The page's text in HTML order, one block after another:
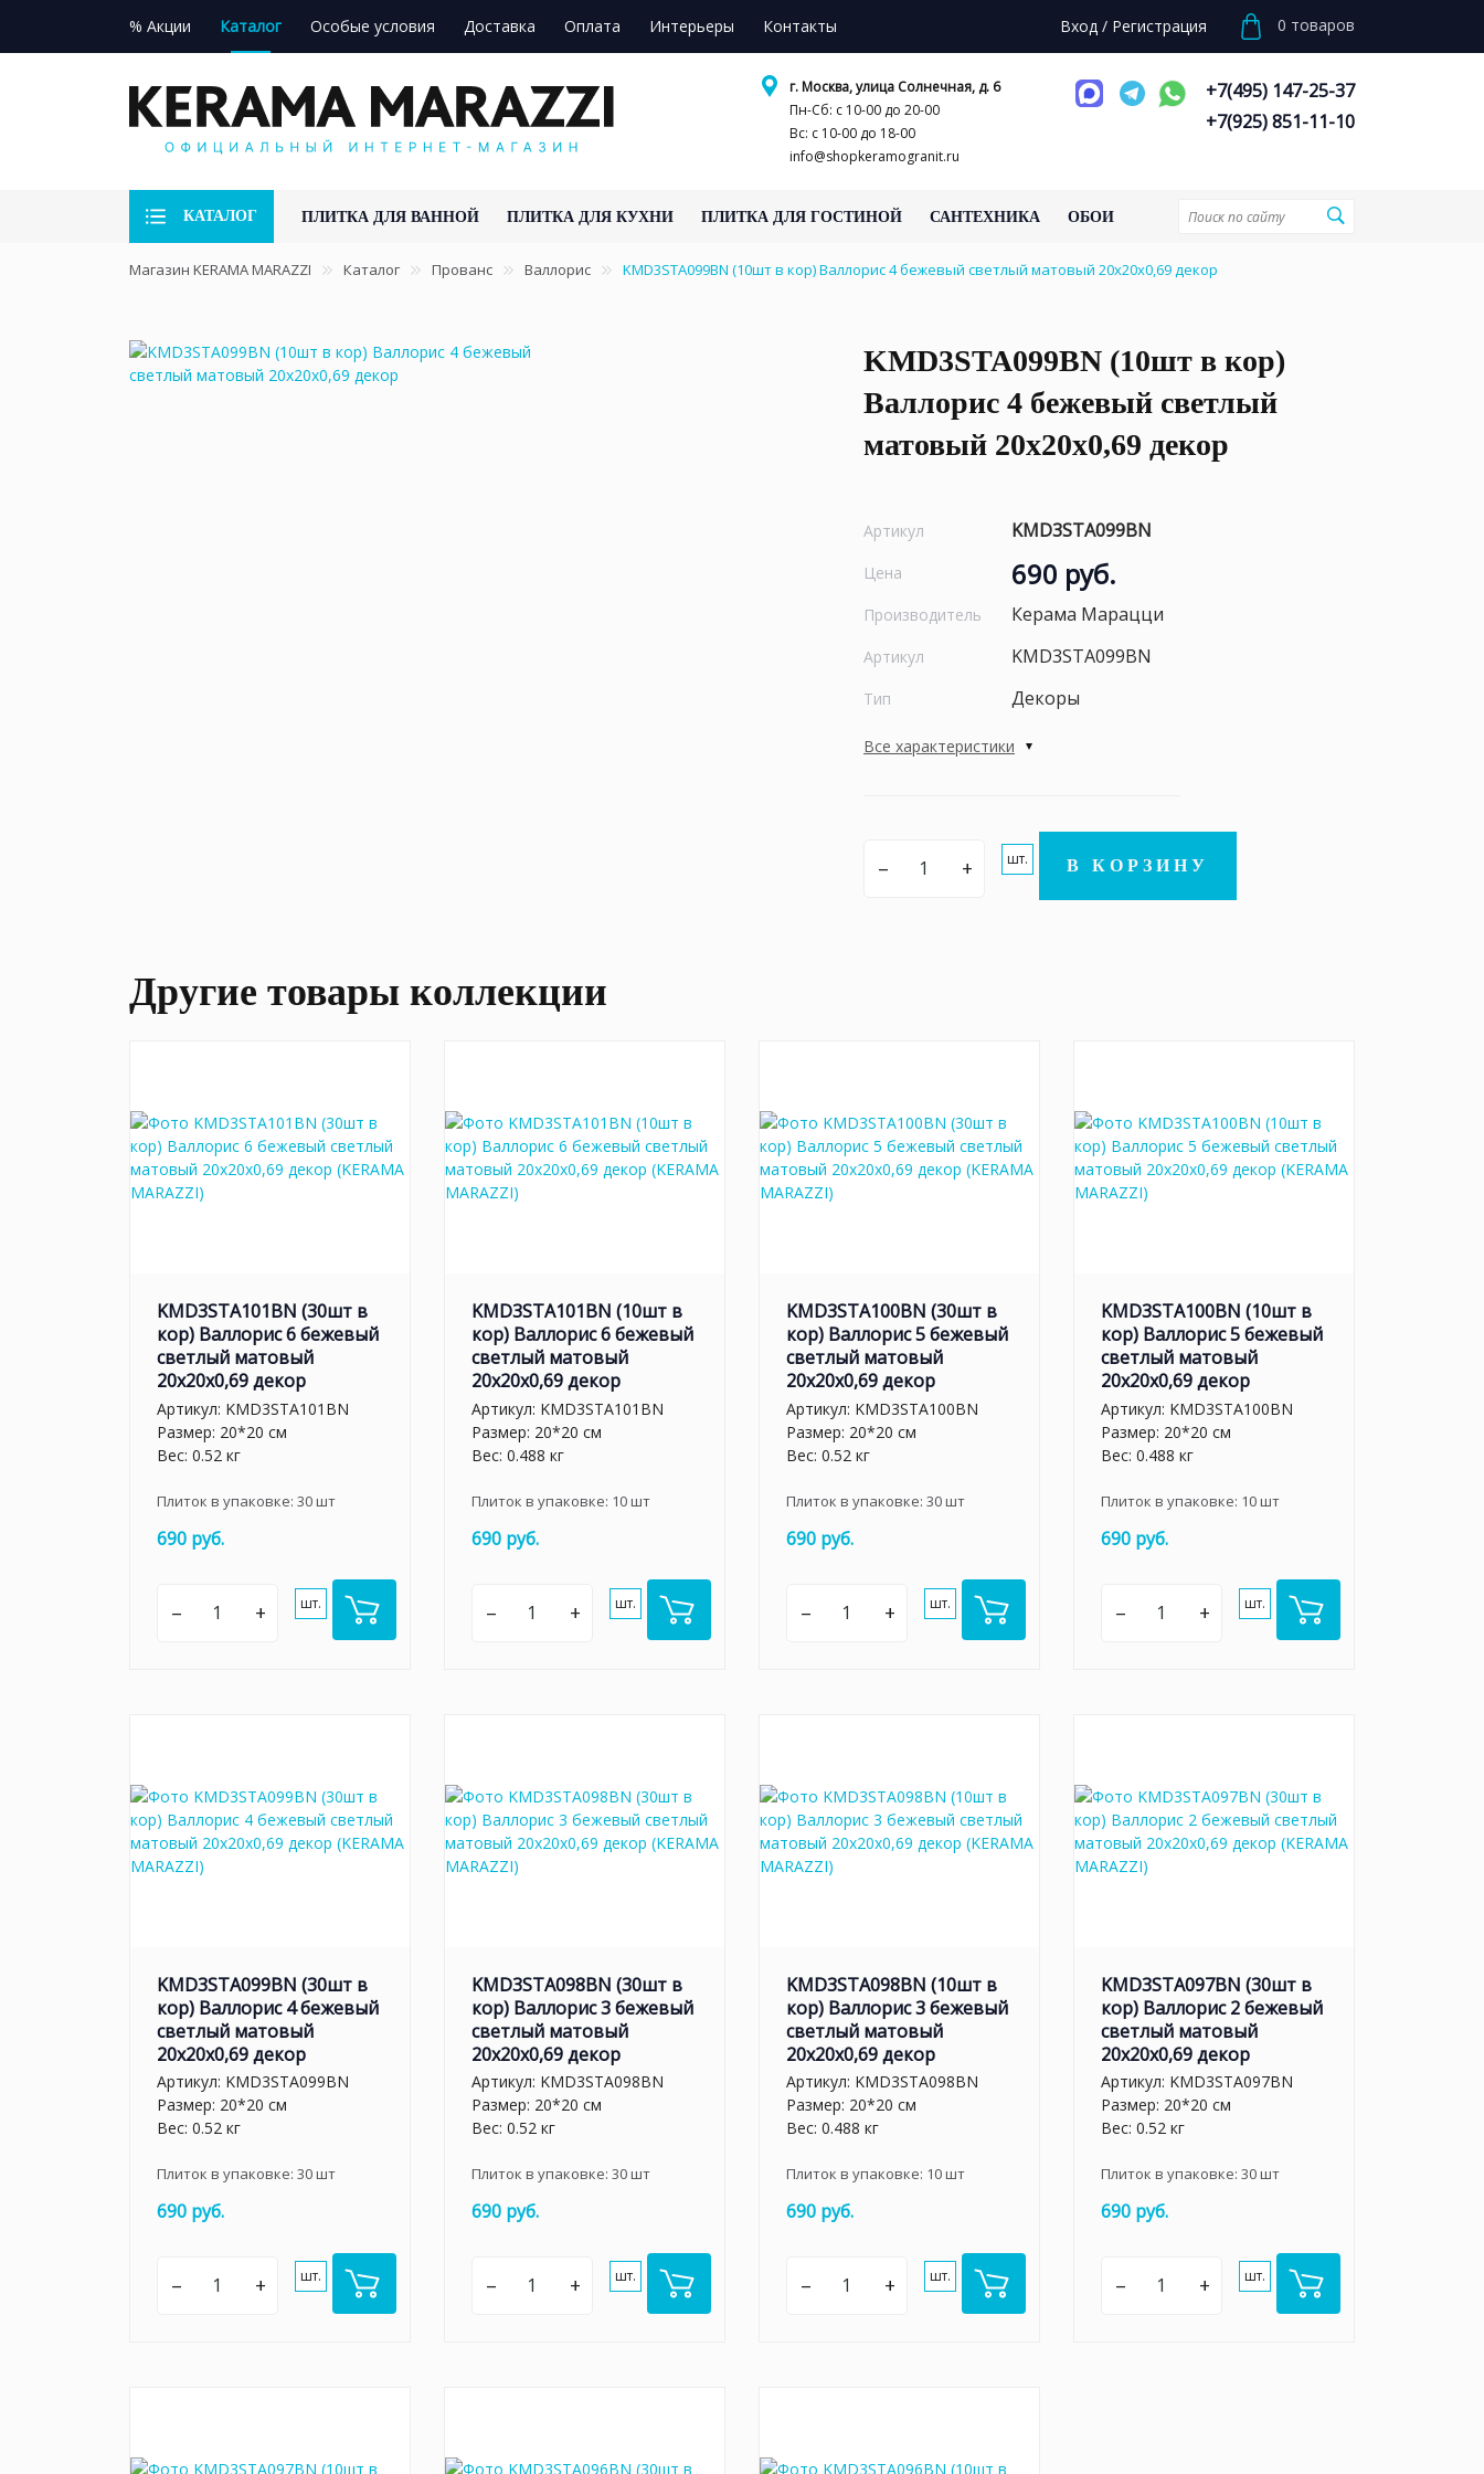
% Акции Каталог Особые условия Доставка Оплата Интерьеры Контакты Вход / Регистрация 0 товаров
г. Москва, улица Солнечная, д. 6
Пн-Сб: с 10-00 до 20-00
Вс: с 10-00 до 18-00
info@shopkeramogranit.ru
+7(495) 147-25-37
+7(925) 851-11-10
КАТАЛОГ ПЛИТКА ДЛЯ ВАННОЙ ПЛИТКА ДЛЯ КУХНИ ПЛИТКА ДЛЯ ГОСТИНОЙ САНТЕХНИКА ОБОИ
Магазин KERAMA MARAZZI Каталог Прованс Валлорис KMD3STA099BN (10шт в кор) Валлорис 4 бежевый светлый матовый 20x20x0,69 декор
KMD3STA099BN (10шт в кор)
Валлорис 4 бежевый светлый
матовый 20x20x0,69 декор
Артикул KMD3STA099BN
Цена 690 руб.
Производитель Керама Марацци
Артикул KMD3STA099BN
Тип Декоры
Все характеристики
– + шт. В КОРЗИНУ
Другие товары коллекции
KMD3STA101BN (30шт в
кор) Валлорис 6 бежевый
светлый матовый
20x20x0,69 декор
Артикул: KMD3STA101BN
Размер: 20*20 см
Вес: 0.52 кг
Плиток в упаковке: 30шт
690 руб.
– + шт.
KMD3STA101BN (10шт в
кор) Валлорис 6 бежевый
светлый матовый
20x20x0,69 декор
Артикул: KMD3STA101BN
Размер: 20*20 см
Вес: 0.488 кг
Плиток в упаковке: 10шт
690 руб.
– + шт.
KMD3STA100BN (30шт в
кор) Валлорис 5 бежевый
светлый матовый
20x20x0,69 декор
Артикул: KMD3STA100BN
Размер: 20*20 см
Вес: 0.52 кг
Плиток в упаковке: 30шт
690 руб.
– + шт.
KMD3STA100BN (10шт в
кор) Валлорис 5 бежевый
светлый матовый
20x20x0,69 декор
Артикул: KMD3STA100BN
Размер: 20*20 см
Вес: 0.488 кг
Плиток в упаковке: 10шт
690 руб.
– + шт.
KMD3STA099BN (30шт в
кор) Валлорис 4 бежевый
светлый матовый
20x20x0,69 декор
Артикул: KMD3STA099BN
Размер: 20*20 см
Вес: 0.52 кг
Плиток в упаковке: 30шт
690 руб.
– + шт.
KMD3STA098BN (30шт в
кор) Валлорис 3 бежевый
светлый матовый
20x20x0,69 декор
Артикул: KMD3STA098BN
Размер: 20*20 см
Вес: 0.52 кг
Плиток в упаковке: 30шт
690 руб.
– + шт.
KMD3STA098BN (10шт в
кор) Валлорис 3 бежевый
светлый матовый
20x20x0,69 декор
Артикул: KMD3STA098BN
Размер: 20*20 см
Вес: 0.488 кг
Плиток в упаковке: 10шт
690 руб.
– + шт.
KMD3STA097BN (30шт в
кор) Валлорис 2 бежевый
светлый матовый
20x20x0,69 декор
Артикул: KMD3STA097BN
Размер: 20*20 см
Вес: 0.52 кг
Плиток в упаковке: 30шт
690 руб.
– + шт.